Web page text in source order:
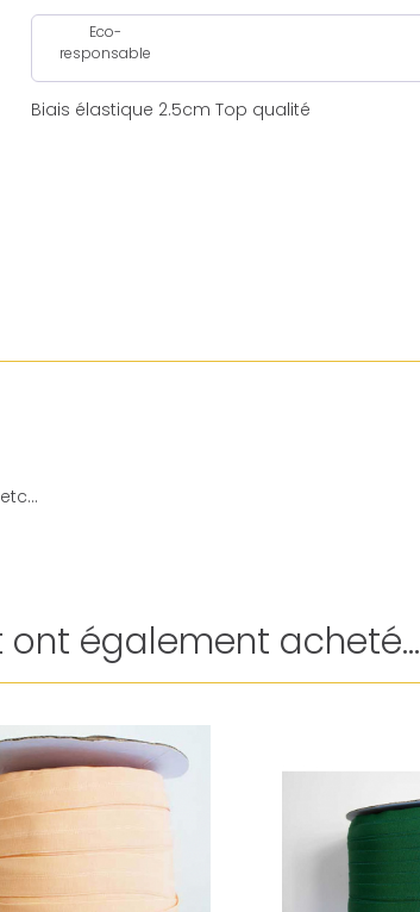
Eco-
responsable
Biais élastique 2.5cm Top qualité
également acheté...